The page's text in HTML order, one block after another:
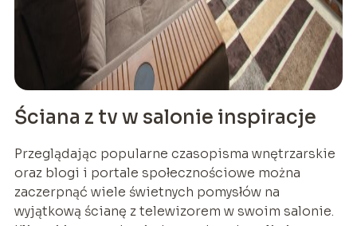
Ściana z tv w salonie inspiracje
Przeglądając popularne czasopisma wnętrzarskie
oraz blogi i portale społecznościowe można
zaczerpnąć wiele świetnych pomysłów na
wyjątkową ścianę z telewizorem w swoim salonie.